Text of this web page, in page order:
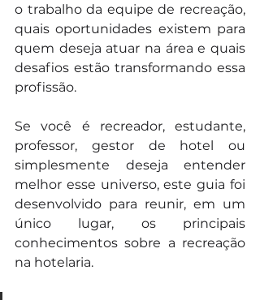
o trabalho da equipe de recreação,
quais oportunidades existem para
quem deseja atuar na área e quais
desafios estão transformando essa
profissão.
Se você é recreador, estudante,
professor, gestor de hotel ou
simplesmente deseja entender
melhor esse universo, este guia foi
desenvolvido para reunir, em um
único lugar, os principais
conhecimentos sobre a recreação
na hotelaria.